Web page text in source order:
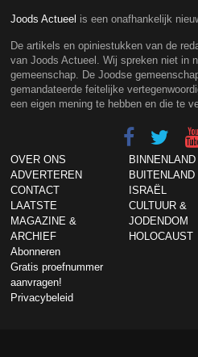
Joods Actueel is een onafhankelijk
De artikels en opiniestukken van de
van Joods Actueel. Wij spreken niet in
gemeenschap. De Joodse
gemandateerde feitelijke
een eigen mening te hebben en die te
OVER ONS
ADVERTEREN
CONTACT
LAATSTE
MAGAZINE &
ARCHIEF
Abonneren
Gratis proefnummer
aanvragen!
Privacybeleid
BINNENLAND
BUITENLAND
ISRAËL
CULTUUR &
JODENDOM
HOLOCAUST